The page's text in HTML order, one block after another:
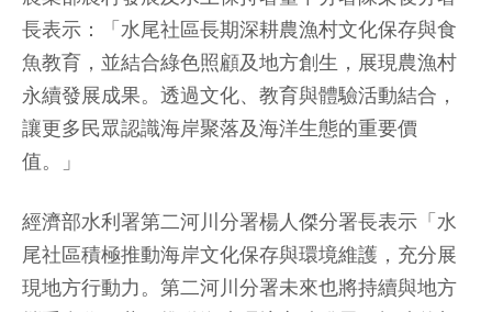
長表示：「水尾社區長期深耕農漁村文化保存與食
魚教育，並結合綠色照顧及地方創生，展現農漁村
永續發展成果。透過文化、教育與體驗活動結合，
讓更多民眾認識海岸聚落及海洋生態的重要價
值。」
經濟部水利署第二河川分署楊人傑分署長表示「水
尾社區積極推動海岸文化保存與環境維護，充分展
現地方行動力。第二河川分署未來也將持續與地方